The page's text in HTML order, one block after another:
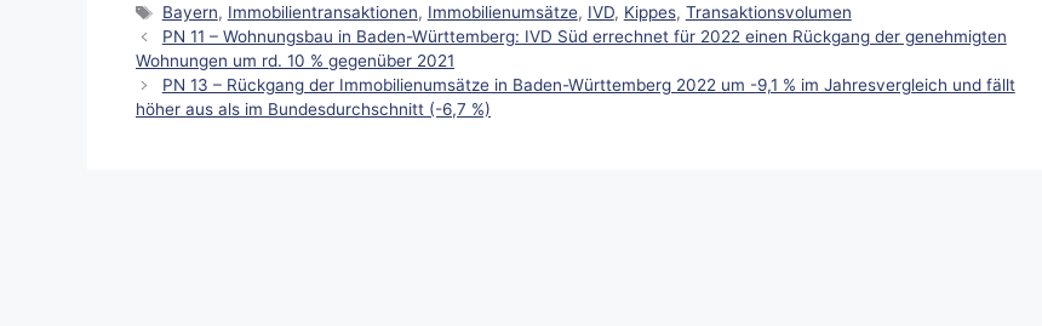
Schlagwörter
Bayern, Immobilientransaktionen, Immobilienumsätze, IVD, Kippes, Transaktionsvolumen
PN 11 – Wohnungsbau in Baden-Württemberg: IVD Süd errechnet für 2022 einen Rückgang der genehmigten
Wohnungen um rd. 10 % gegenüber 2021
PN 13 – Rückgang der Immobilienumsätze in Baden-Württemberg 2022 um -9,1 % im Jahresvergleich und fällt
höher aus als im Bundesdurchschnitt (-6,7 %)